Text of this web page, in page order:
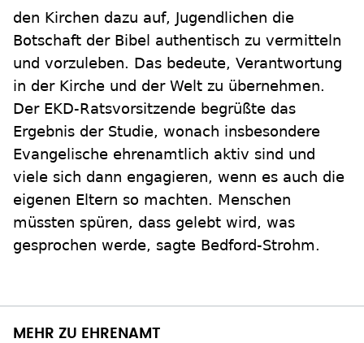
den Kirchen dazu auf, Jugendlichen die
Botschaft der Bibel authentisch zu vermitteln
und vorzuleben. Das bedeute, Verantwortung
in der Kirche und der Welt zu übernehmen.
Der EKD-Ratsvorsitzende begrüßte das
Ergebnis der Studie, wonach insbesondere
Evangelische ehrenamtlich aktiv sind und
viele sich dann engagieren, wenn es auch die
eigenen Eltern so machten. Menschen
müssten spüren, dass gelebt wird, was
gesprochen werde, sagte Bedford-Strohm.
MEHR ZU EHRENAMT